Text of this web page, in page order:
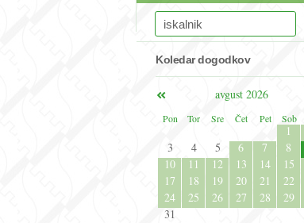
Koledar dogodkov
avgust 2026
Pon
Tor Sre Čet Pet Sob
1
3
4 5 6 7 8
10
11 12 13 14 15
17
18 19 20 21 22
24
25 26 27 28 29
31